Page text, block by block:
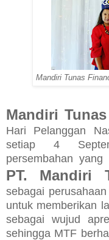
Mandiri Tunas
Mandiri
Hari Pelanggan
setiap 4
persembahan
PT. Mandiri
sebagai
untuk memberikan
sebagai wujud
sehingga MTF